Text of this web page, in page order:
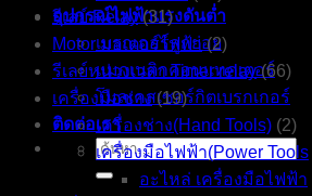
อุปกรณ์ไฟฟ้าแรงดันต่ำ
เบรกเกอร์ลูกย่อย
แมกเนติกคอนแทคเตอร์
โมลเคสเซอร์กิตเบรกเกอร์
ติดต่อเรา
ค้นหา:
รีเลย์ Relay (31)
Motor มอเตอร์ไฟฟ้า (2)
รีเลย์หน่วงเวลา Timer relay (66)
เครื่องมือช่าง (19)
เครื่องช่าง(Hand Tools) (2)
เครื่องมือไฟฟ้า(Power Tools
อะไหล่ เครื่องมือไฟฟ้า